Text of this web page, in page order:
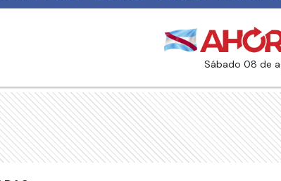
sábado 08 de